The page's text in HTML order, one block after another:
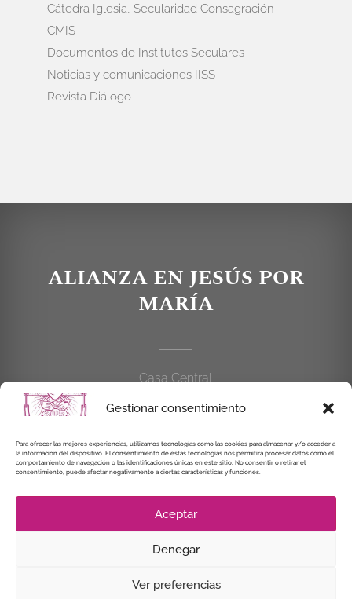
Gestionar consentimiento
Para ofrecer las mejores experiencias, utilizamos tecnologías como las cookies para almacenar y/o acceder a
la información del dispositivo. El consentimiento de estas tecnologías nos permitirá procesar datos como el
comportamiento de navegación o las identificaciones únicas en este sitio. No consentir o retirar el
consentimiento, puede afectar negativamente a ciertas características y funciones.
Aceptar
Denegar
Ver preferencias
Cátedra Iglesia, Secularidad Consagración
CMIS
Documentos de Institutos Seculares
Noticias y comunicaciones IISS
Revista Diálogo
ALIANZA EN JESÚS POR
MARÍA
Casa Central
C/Cardenal Cisneros, 55
914 462 114
alianzaenjesuspormaria@gmail.com